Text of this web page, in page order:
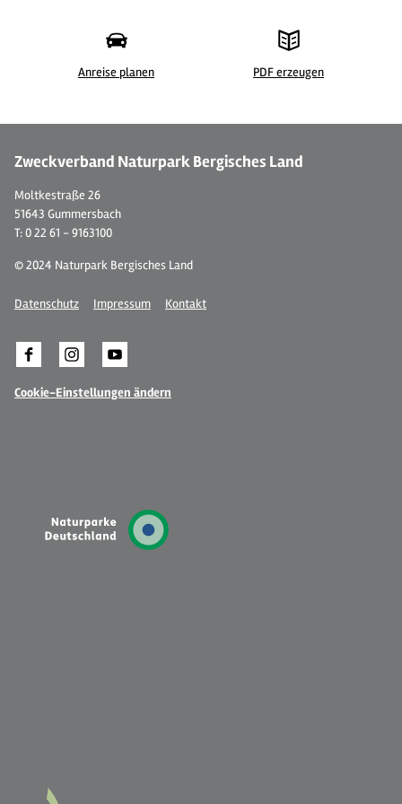
Anreise planen PDF erzeugen
Zweckverband Naturpark Bergisches Land
Moltkestraße 26
51643 Gummersbach
T: 0 22 61 - 9163100
© 2024 Naturpark Bergisches Land
Datenschutz Impressum Kontakt
Cookie-Einstellungen ändern